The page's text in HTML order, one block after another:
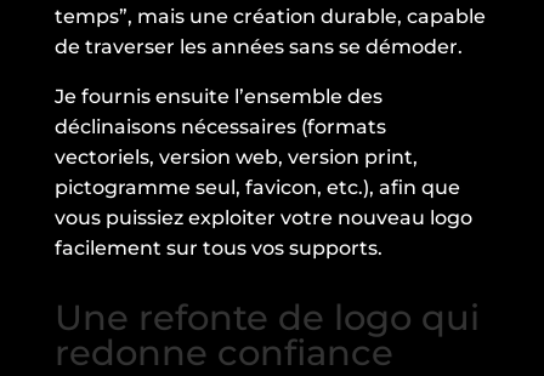
temps”, mais une création durable, capable
de traverser les années sans se démoder.
Je fournis ensuite l’ensemble des
déclinaisons nécessaires (formats
vectoriels, version web, version print,
pictogramme seul, favicon, etc.), afin que
vous puissiez exploiter votre nouveau logo
facilement sur tous vos supports.
Une refonte de logo qui
redonne confiance